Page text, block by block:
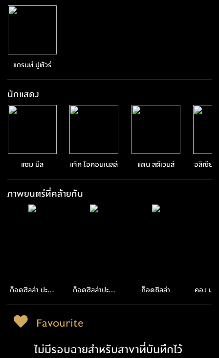
แกรนท์ ปูตัวร์
นักแสดง
แซม นีล แจ็ค โอคอนเนลล์ แดน สตีเวนส์
อลิเซีย
แ
ภาพยนตร์ที่คล้ายกัน
ก็อดซิลล่า ปะทะ
คอง
ก็อดซิลล่าปะทะ
คอง 2 อาณาจักร
ก็อดซิลล่า
คอง มห
กะ
Favourite
ไม่มีรอบฉายสำหรับสาขาที่บันทึกไว้